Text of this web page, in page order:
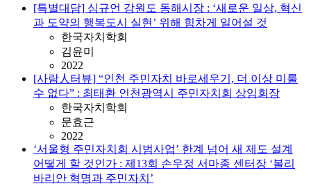
[특별대담] 심규언 강원도 동해시장 : ‘새로운 일상, 혁신
과 도약의 행복도시 실현’ 위해 힘차게 일어설 것
한국자치학회
김윤미
2022
[사람人터뷰] “인천 주민자치 바로세우기, 더 이상 미룰
수 없다” : 최태환 인천광역시 주민자치회 상임회장
한국자치학회
문효근
2022
‘서울형 주민자치회 시범사업’ 한계 넘어 새 제도 설계
어떻게 할 것인가 : 제13회 손우정 서마종 센터장 ‘볼리
바리안 혁명과 주민자치’